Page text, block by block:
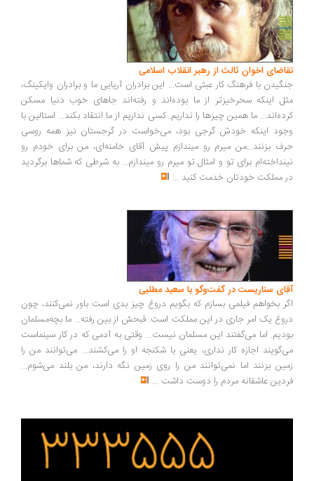
اخوان ثالث از رهبر انقلاب اسلامی
با فرهنگ کار عبثی است... این برادران آریایی ما و برادران وایکینگ،
اینکه سحرخیزتر از ما بوده‌اند و رفته‌اند جاهای خوب دنیا مسکن
ما همین چیزها را نداریم. کسی نداریم از ما انتقاد بکند... استالین با
اینکه خودش گرجی بود، می‌خواست در گرجستان نیز همه روسی
بزنند...من میرم رو میندازم پیش آقای خامنه‌ای، من برای خودم رو
برای تو و امثال تو میرم رو میندازم... به شرطی که شماها برگردید
مملکت خودتان خدمت کنید...
سناریست در گفت‌وگو با سعید مطلبی
بخواهم فیلمی بسازم که بگویم دروغ چیز بدی است باور نمی‌کنند، چون
یک امر جاری در این مملکت است. قبحش از بین رفته... ما بچه‌مسلمان
اما می‌گفتند این مسلمان نیست... وقتی به آدمی که در کار سینماست
اجازه کار نداری، یعنی با شکنجه او را می‌کشند... می‌توانند من را
بزنند اما نمی‌توانند من را روی زمین نگه دارند، من بلند می‌شوم...
عاشقانه مردم را دوست داشت ...